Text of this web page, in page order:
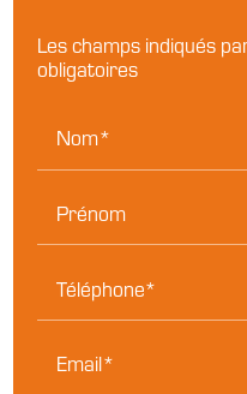
Les champs indiqués
obligatoires
Nom*
Prénom
Téléphone*
Email*